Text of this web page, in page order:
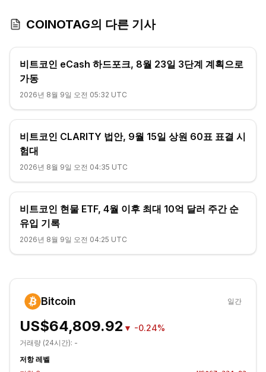
COINOTAG의 다른 기사
비트코인 eCash 하드포크, 8월 23일 3단계 계획으로
가동
2026년 8월 9일 오전 05:32 UTC
비트코인 CLARITY 법안, 9월 15일 상원 60표 표결 시
험대
2026년 8월 9일 오전 04:35 UTC
비트코인 현물 ETF, 4월 이후 최대 10억 달러 주간 순
유입 기록
2026년 8월 9일 오전 04:25 UTC
Bitcoin 일간
US$64,809.92 ▼ -0.24%
거래량 (24시간): -
저항 레벨